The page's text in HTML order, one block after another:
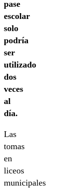
pase
escolar
solo
podría
ser
utilizado
dos
veces
al
día.
Las
tomas
en
liceos
municipales